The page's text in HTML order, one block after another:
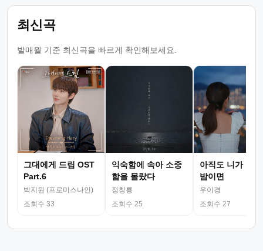
최신곡
발매월 기준 최신곡을 빠르게 확인해보세요.
그대에게 드림 OST
Part.6
박지원 (프로미스나인)
조회수 33
익숙함에 속아 소중
함을 몰랐다
정창룡
조회수 25
아직도 니가 그
밤이면
우이경
조회수 27